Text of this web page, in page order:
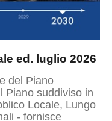
ed. luglio 2026
del Piano
Piano suddiviso in
Locale, Lungo
- fornisce